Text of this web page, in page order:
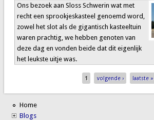
Ons bezoek aan Sloss Schwerin wat met
recht een sprookjeskasteel genoemd word,
zowel het slot als de gigantisch kasteeltuin
waren prachtig, we hebben genoten van
deze dag en vonden beide dat dit eigenlijk
het leukste uitje was.
1 volgende › laatste »
Home
Blogs